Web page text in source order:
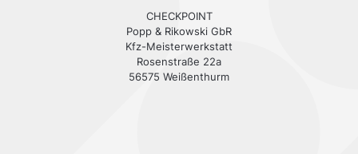
CHECKPOINT
Popp & Rikowski GbR
Kfz-Meisterwerkstatt
Rosenstraße 22a
56575 Weißenthurm